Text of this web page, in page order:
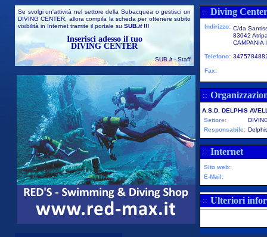
Se svolgi un'attività nel settore della Subacquea o gestisci un
DIVING CENTER, allora compila la scheda per ottenere subito
visibilità in Internet tramite il portale su SUB .it!!!
Inserisci adesso il tuo
DIVING CENTER
SUB.it- Staff
:: Diving
Indirizzo: C/da
83042
CAMPANIA
Telefono:
Fax:
::
A.S.D. DELPHIS
Settore:
Responsabile:
:: Internet
Sito web:
E-Mail:
:: Ulteriori